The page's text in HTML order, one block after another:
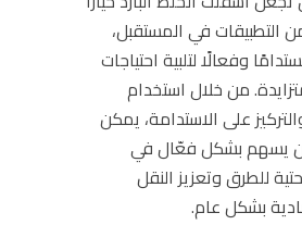
التطبيقات في المستقبل،
وفعالًا لتلبية احتياجات
من خلال استخدام
على الاستدامة، يمكن
أن يسهم بشكل فعّال في
للطرق وتعزيز النقل
بشكل عام.